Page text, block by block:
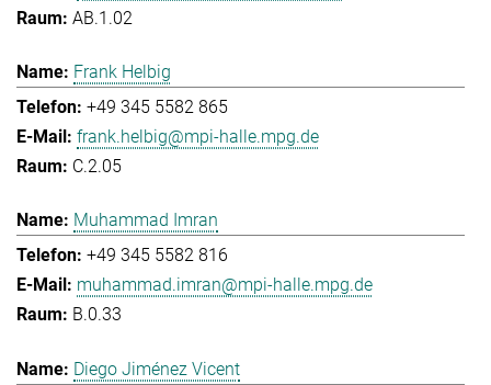
AB.1.02
Frank Helbig
+49 345 5582 865
frank.helbig@mpi-halle.mpg.de
C.2.05
Muhammad Imran
+49 345 5582 816
muhammad.imran@mpi-halle.mpg.de
B.0.33
Diego Jiménez Vicent